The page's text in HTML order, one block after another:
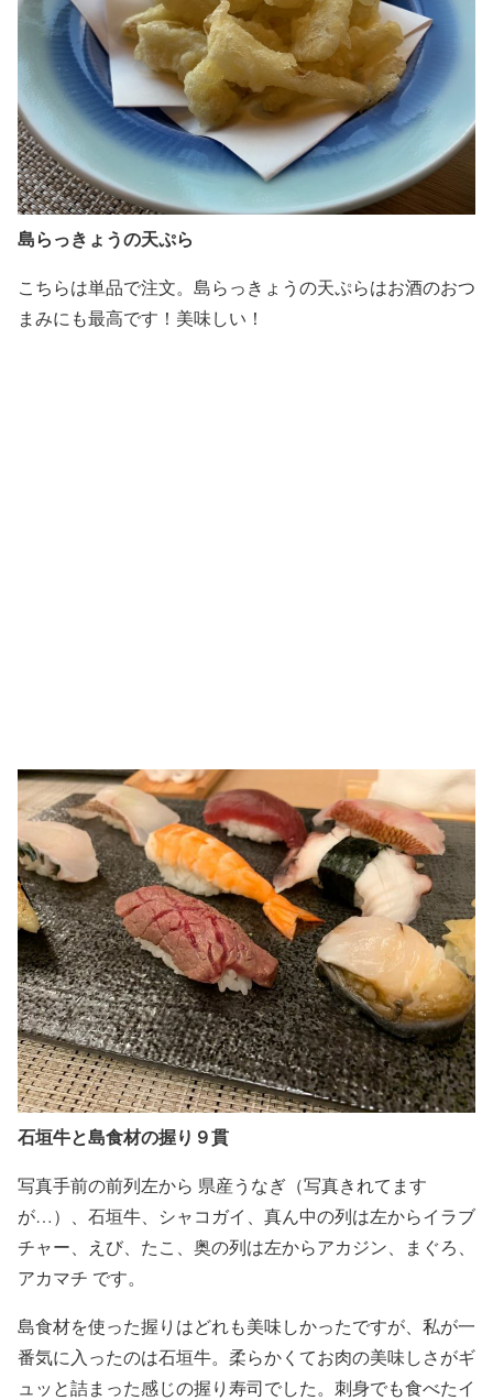
島らっきょうの天ぷら
こちらは単品で注文。島らっきょうの天ぷらはお酒のおつ
まみにも最高です！美味しい！
石垣牛と島食材の握り９貫
写真手前の前列左から 県産うなぎ（写真きれてます
が…）、石垣牛、シャコガイ、真ん中の列は左からイラブ
チャー、えび、たこ、奥の列は左からアカジン、まぐろ、
アカマチ です。
島食材を使った握りはどれも美味しかったですが、私が一
番気に入ったのは石垣牛。柔らかくてお肉の美味しさがギ
ュッと詰まった感じの握り寿司でした。刺身でも食べたイ